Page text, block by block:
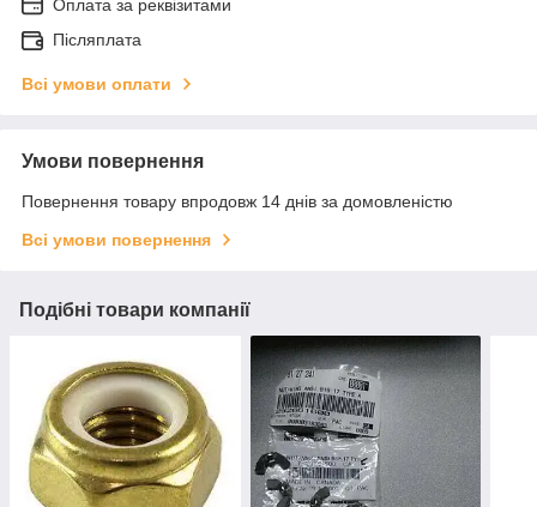
Оплата за реквізитами
Післяплата
Всі умови оплати
Умови повернення
Повернення товару впродовж 14 днів за домовленістю
Всі умови повернення
Подібні товари компанії